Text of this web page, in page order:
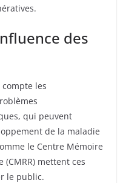
des
les
qui peuvent
de la maladie
le Centre Mémoire
(CMRR) mettent ces
le public.